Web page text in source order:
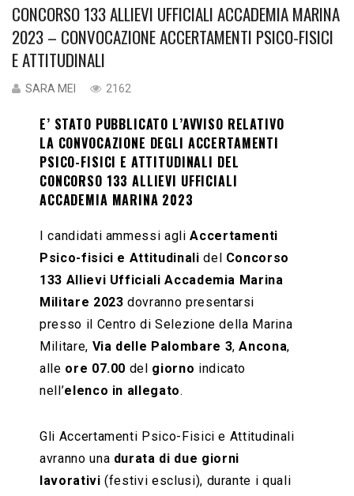
CONCORSO 133 ALLIEVI UFFICIALI ACCADEMIA MARINA
2023 – CONVOCAZIONE ACCERTAMENTI PSICO-FISICI
E ATTITUDINALI
SARA MEI 2162
E’ STATO PUBBLICATO L’AVVISO RELATIVO
LA CONVOCAZIONE DEGLI ACCERTAMENTI
PSICO-FISICI E ATTITUDINALI DEL
CONCORSO 133 ALLIEVI UFFICIALI
ACCADEMIA MARINA 2023
I candidati ammessi agliAccertamenti
Psico-fisici e Attitudinali del Concorso
133 Allievi Ufficiali Accademia Marina
Militare 2023 dovranno presentarsi
presso il Centro di Selezione della Marina
Militare, Via delle Palombare 3,Ancona,
alle ore 07.00 del giorno indicato
nell’elenco in allegato.
Gli Accertamenti Psico-Fisici e Attitudinali
avranno una durata di due giorni
lavorativi (festivi esclusi), durante i quali